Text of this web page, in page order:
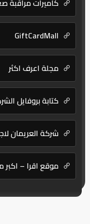
كاميرات مراقبة
GiftCardMall
مجلة اعرف اكثر
كتابة بروفايل
شركة العريمان
موقع اقرا – اكبر